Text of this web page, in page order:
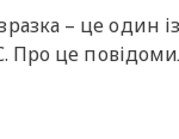
– це один
Про це